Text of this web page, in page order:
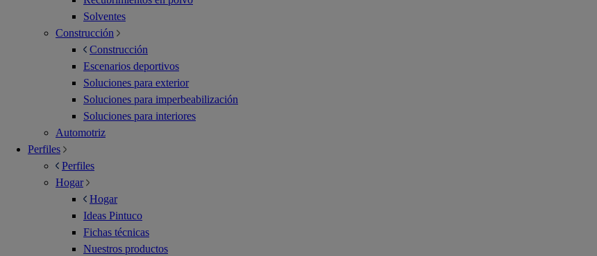
Solventes
Construcción
Construcción
Escenarios deportivos
Soluciones para exterior
Soluciones para imperbeabilización
Soluciones para interiores
Automotriz
Perfiles
Perfiles
Hogar
Hogar
Ideas Pintuco
Fichas técnicas
Nuestros productos